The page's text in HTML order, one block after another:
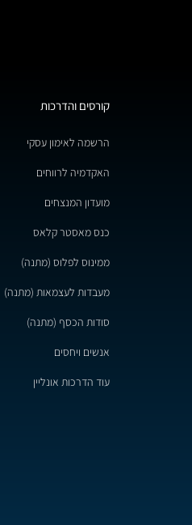
קורסים והדרכות
הרשמה לאימון עסקי
האקדמיה לרווחים
מועדון המנצחים
כנס מאסטר קלאס
ממינוס לפלוס (מתנה)
מעבדות לעצמאות (מתנה)
סודות הכסף (מתנה)
אנשים ויחסים
עוד הדרכות אונליין